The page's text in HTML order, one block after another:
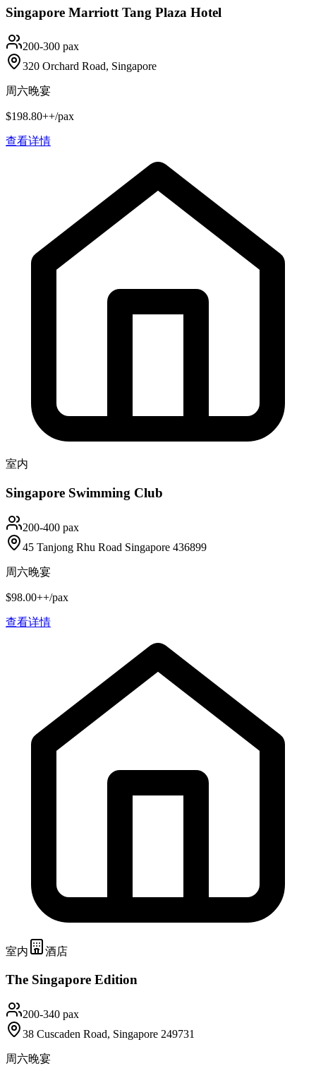
Singapore Marriott Tang Plaza Hotel
200-300 pax
320 Orchard Road, Singapore
周六晚宴
$198.80++/pax
查看详情
室内
Singapore Swimming Club
200-400 pax
45 Tanjong Rhu Road Singapore 436899
周六晚宴
$98.00++/pax
查看详情
室内 酒店
The Singapore Edition
200-340 pax
38 Cuscaden Road, Singapore 249731
周六晚宴